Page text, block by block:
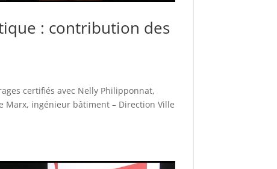
: contribution des
certifiés avec Nelly Philipponnat,
Marx, ingénieur bâtiment – Direction Ville